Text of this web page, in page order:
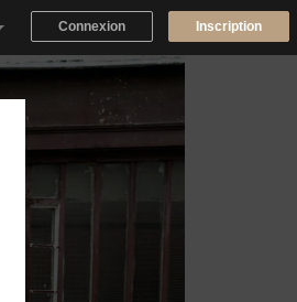
Connexion Inscription